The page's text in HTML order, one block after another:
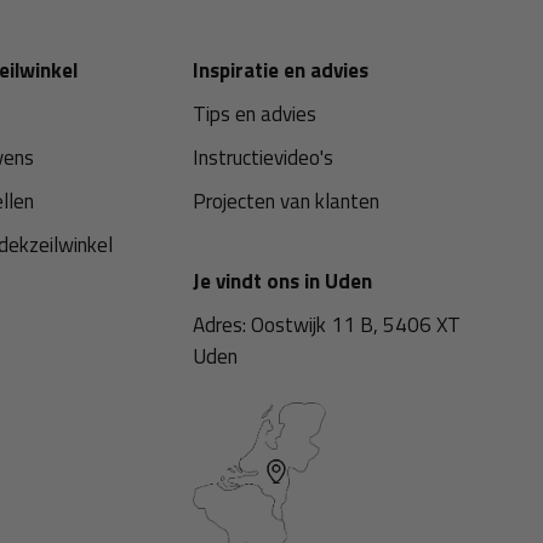
Inspiratie en advies
Tips en advies
Instructievideo's
Projecten van klanten
Je vindt ons in Uden
Adres: Oostwijk 11 B, 5406 XT
Uden